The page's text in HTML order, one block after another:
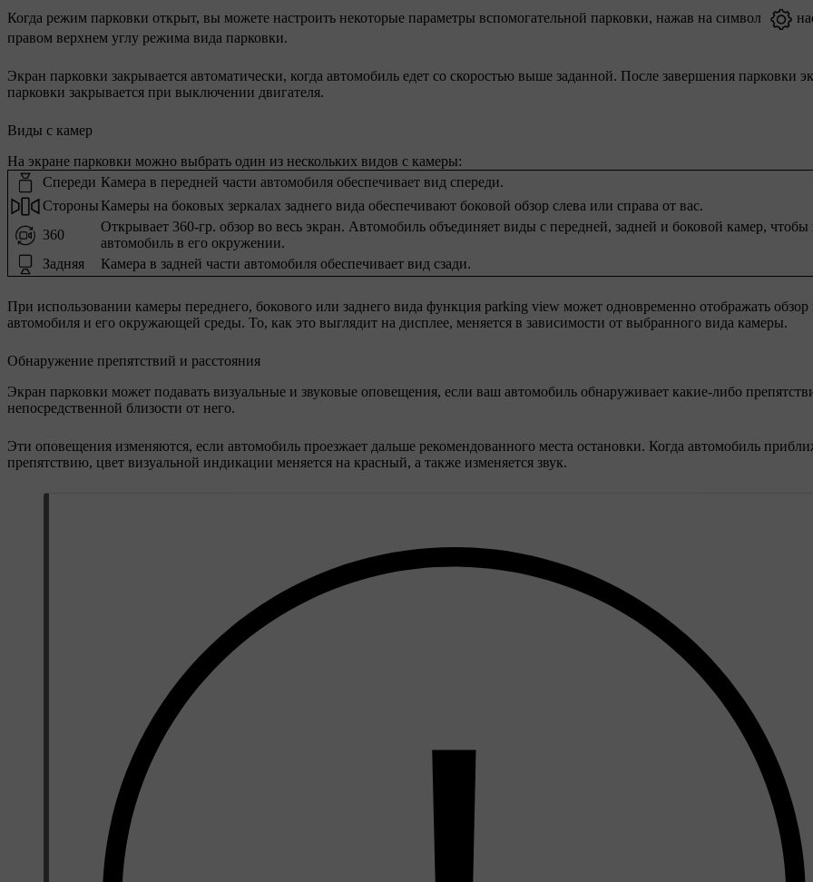
Когда режим парковки открыт, вы можете настроить некоторые параметры вспомогательной парковки, нажав на символ
правом верхнем углу режима вида парковки.
Экран парковки закрывается автоматически, когда автомобиль едет со скоростью выше заданной. После завершения парковки
парковки закрывается при выключении двигателя.
Виды с камер
На экране парковки можно выбрать один из нескольких видов с камеры:
Спереди Камера в передней части автомобиля обеспечивает вид спереди.
Стороны Камеры на боковых зеркалах заднего вида обеспечивают боковой обзор слева или справа от вас.
360
Открывает 360-гр. обзор во весь экран. Автомобиль объединяет виды с передней, задней и боковой камер, чтобы
автомобиль в его окружении.
Задняя
Камера в задней части автомобиля обеспечивает вид сзади.
При использовании камеры переднего, бокового или заднего вида функция parking view может одновременно отображать обзор
автомобиля и его окружающей среды. То, как это выглядит на дисплее, меняется в зависимости от выбранного вида камеры.
Обнаружение препятствий и расстояния
Экран парковки может подавать визуальные и звуковые оповещения, если ваш автомобиль обнаруживает какие-либо
непосредственной близости от него.
Эти оповещения изменяются, если автомобиль проезжает дальше рекомендованного места остановки. Когда автомобиль
препятствию, цвет визуальной индикации меняется на красный, а также изменяется звук.